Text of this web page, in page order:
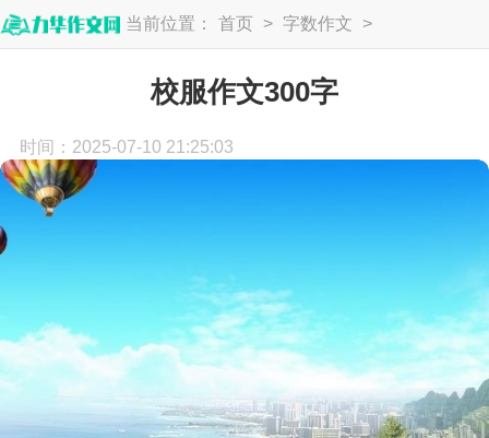
当前位置： 首页 > 字数作文 >
校服作文300字
时间：2025-07-10 21:25:03